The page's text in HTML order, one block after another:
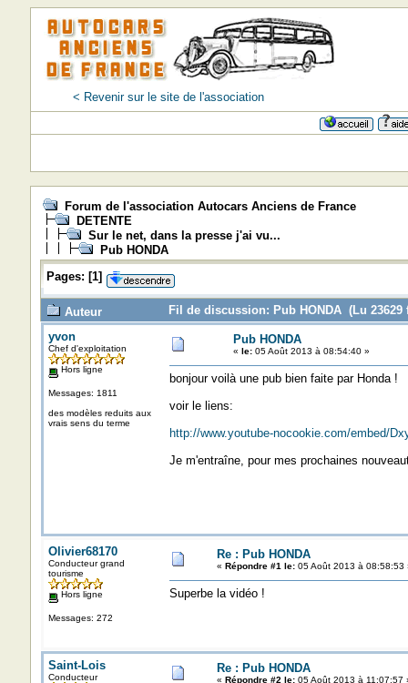
< Revenir sur le site de l'association
Forum de l'association Autocars Anciens de France
DETENTE
Sur le net, dans la presse j'ai vu...
Pub HONDA
Pages: [1]
Auteur
Fil de discussion: Pub HONDA (Lu 23629
yvon
Chef d'exploitation
Hors ligne
Messages: 1811
des modèles reduits aux
vrais sens du terme
Pub HONDA
« le:05 Août 2013 à 08:54:40 »
bonjour voilà une pub bien faite par Honda !
voir le liens:
http://www.youtube-nocookie.com/embed/
Je m'entraîne, pour mes prochaines
Olivier68170
Conducteur grand
tourisme
Hors ligne
Messages: 272
Re : Pub HONDA
« Répondre #1 le:05 Août 2013 à 08:58:53
Superbe la vidéo !
Saint-Lois
Conducteur
Re : Pub HONDA
« Répondre #2 le:05 Août 2013 à 11:07:57